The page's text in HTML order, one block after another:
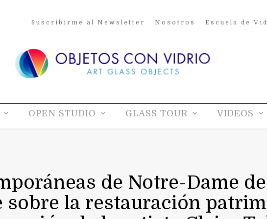
Suscribirme al Newsletter Nosotros Escuela de
OPEN STUDIO GLASS TOUR VIDEOS
de Notre-Dame
sobre la restauración